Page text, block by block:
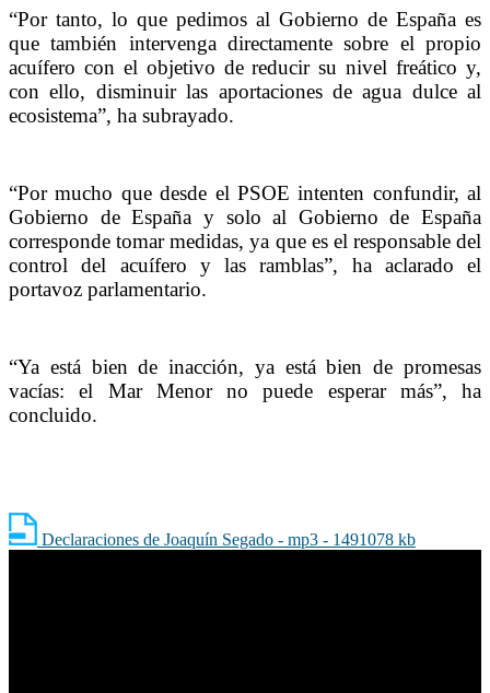
“Por tanto, lo que pedimos al Gobierno de España es
que también intervenga directamente sobre el propio
acuífero con el objetivo de reducir su nivel freático y,
con ello, disminuir las aportaciones de agua dulce al
ecosistema”, ha subrayado.
“Por mucho que desde el PSOE intenten confundir, al
Gobierno de España y solo al Gobierno de España
corresponde tomar medidas, ya que es el responsable del
control del acuífero y las ramblas”, ha aclarado el
portavoz parlamentario.
“Ya está bien de inacción, ya está bien de promesas
vacías: el Mar Menor no puede esperar más”, ha
concluido.
Declaraciones de Joaquín Segado - mp3 - 1491078 kb